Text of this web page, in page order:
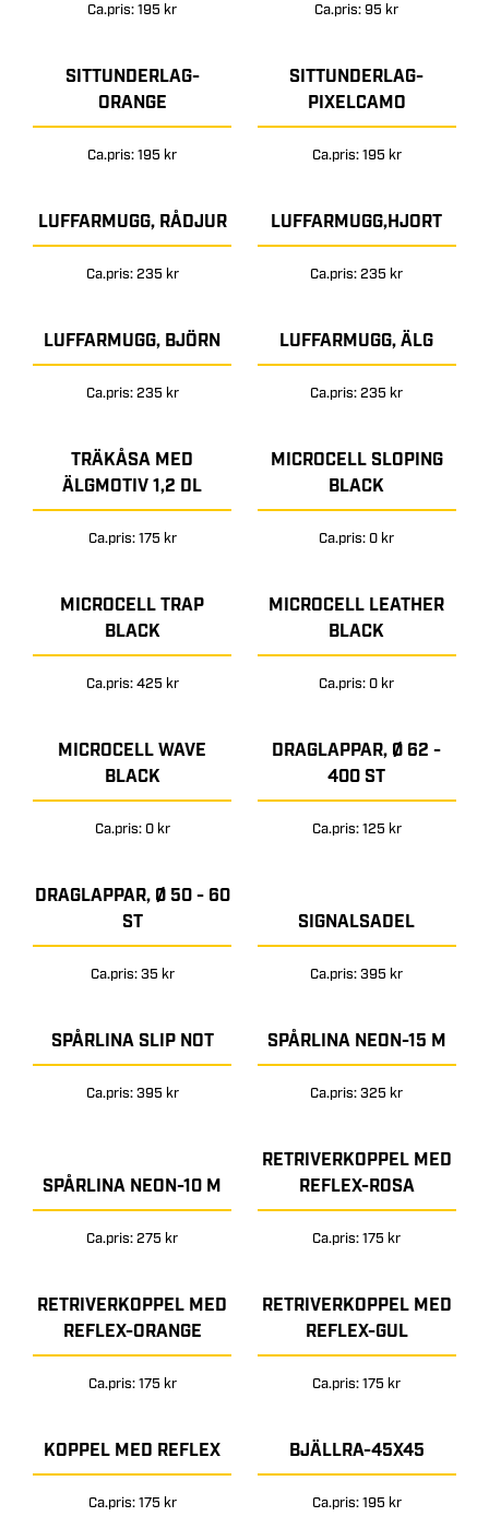
Ca.pris: 195 kr Ca.pris: 95 kr
SITTUNDERLAG-
ORANGE
Ca.pris: 195 kr
SITTUNDERLAG-
PIXELCAMO
Ca.pris: 195 kr
LUFFARMUGG, RÅDJUR
Ca.pris: 235 kr
LUFFARMUGG,HJORT
Ca.pris: 235 kr
LUFFARMUGG, BJÖRN
Ca.pris: 235 kr
LUFFARMUGG, ÄLG
Ca.pris: 235 kr
TRÄKÅSA MED
ÄLGMOTIV 1,2 DL
Ca.pris: 175 kr
MICROCELL SLOPING
BLACK
Ca.pris: 0 kr
MICROCELL TRAP
BLACK
Ca.pris: 425 kr
MICROCELL LEATHER
BLACK
Ca.pris: 0 kr
MICROCELL WAVE
BLACK
Ca.pris: 0 kr
DRAGLAPPAR, Ø 62 -
400 ST
Ca.pris: 125 kr
DRAGLAPPAR, Ø 50 - 60
ST
Ca.pris: 35 kr
SIGNALSADEL
Ca.pris: 395 kr
SPÅRLINA SLIP NOT
Ca.pris: 395 kr
SPÅRLINA NEON-15 M
Ca.pris: 325 kr
SPÅRLINA NEON-10 M
Ca.pris: 275 kr
RETRIVERKOPPEL MED
REFLEX-ROSA
Ca.pris: 175 kr
RETRIVERKOPPEL MED
REFLEX-ORANGE
Ca.pris: 175 kr
RETRIVERKOPPEL MED
REFLEX-GUL
Ca.pris: 175 kr
KOPPEL MED REFLEX
Ca.pris: 175 kr
BJÄLLRA-45X45
Ca.pris: 195 kr